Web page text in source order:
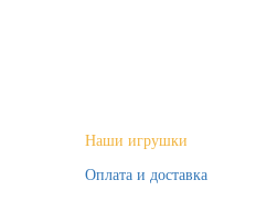
Наши игрушки
Оплата и доставка